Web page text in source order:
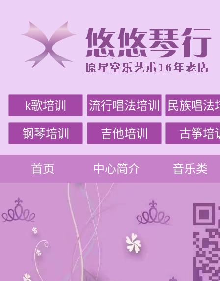
k歌培训 流行唱法培训 民族唱法
钢琴培训 吉他培训 古筝培
首页 中心简介 音乐类